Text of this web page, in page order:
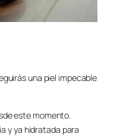
una piel impecable
este momento.
y ya hidratada para